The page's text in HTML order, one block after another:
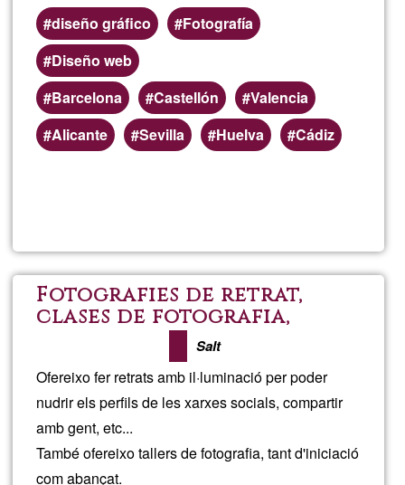
diseño gráfico
Fotografía
Diseño web
Barcelona
Castellón
Valencia
Alicante
Sevilla Huelva Cádiz
Fotografies de retrat,
clases de fotografia,
material fotogràfic de
Salt
Ofereixo fer retrats amb il·luminació per poder
nudrir els perfils de les xarxes socials, compartir
amb gent, etc...
També ofereixo tallers de fotografia, tant d'iniciació
com abançat.